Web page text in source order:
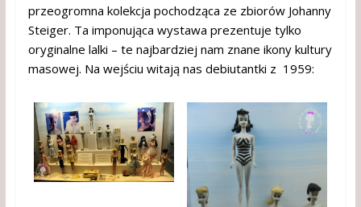
przeogromna kolekcja pochodząca ze zbiorów Johanny
Steiger. Ta imponująca wystawa prezentuje tylko
oryginalne lalki – te najbardziej nam znane ikony kultury
masowej. Na wejściu witają nas debiutantki z 1959: